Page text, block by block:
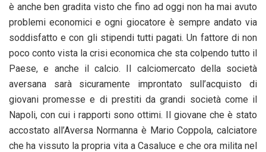
è anche ben gradita visto che fino ad oggi non ha mai avuto
problemi economici e ogni giocatore è sempre andato via
soddisfatto e con gli stipendi tutti pagati. Un fattore di non
poco conto vista la crisi economica che sta colpendo tutto il
Paese, e anche il calcio. Il calciomercato della società
aversana sarà sicuramente improntato sull’acquisto di
giovani promesse e di prestiti da grandi società come il
Napoli, con cui i rapporti sono ottimi. Il giovane che è stato
accostato all’Aversa Normanna è Mario Coppola, calciatore
che ha vissuto la propria vita a Casaluce e che ora milita nel